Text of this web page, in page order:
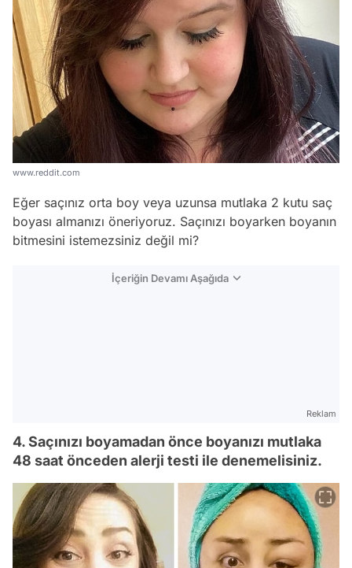
www.reddit.com
Eğer saçınız orta boy veya uzunsa mutlaka 2 kutu saç
boyası almanızı öneriyoruz. Saçınızı boyarken boyanın
bitmesini istemezsiniz değil mi?
İçeriğin Devamı Aşağıda
Reklam
4. Saçınızı boyamadan önce boyanızı mutlaka
48 saat önceden alerji testi ile denemelisiniz.